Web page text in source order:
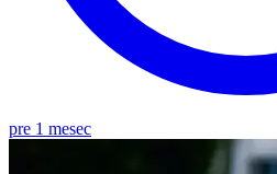
pre 1 mesec